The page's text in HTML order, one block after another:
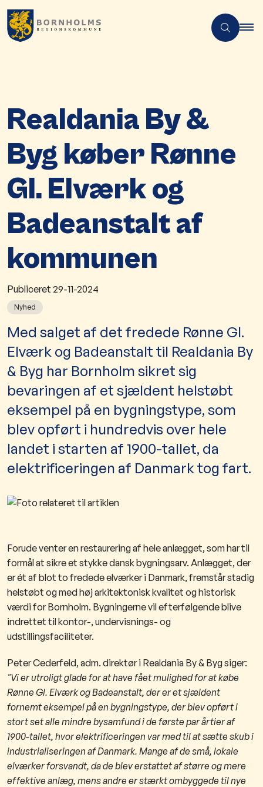
Realdania By &
Byg køber Rønne
Gl. Elværk og
Badeanstalt af
kommunen
Publiceret 29-11-2024
Nyhed
​​​​​​​​Med salget af det fredede Rønne Gl.
Elværk og Badeanstalt til Realdania By
& Byg har Bornholm sikret sig
bevaringen af et sjældent helstøbt
eksempel på en bygningstype, som
blev opført i hundredvis over hele
landet i starten af 1900-tallet, da
elektrificeringen af Danmark tog fart.
​Forude venter en restaurering af hele anlægget, som har til
formål at sikre et stykke dansk bygningsarv. Anlægget, der
er ét af blot to fredede elværker i Danmark, fremstår stadig
helstøbt og med høj arkitektonisk kvalitet og historisk
værdi for Bornholm. Bygningerne vil efterfølgende blive
indrettet til kontor-, undervisnings- og
udstillingsfaciliteter.
Peter Cederfeld, adm. direktør i Realdania By & Byg siger:
"Vi er utroligt glade for at have fået mulighed for at købe
Rønne Gl. Elværk og Badeanstalt, der er et sjældent
fornemt eksempel på en bygningstype, der blev opført i
stort set alle mindre bysamfund i de første par årtier af
1900-tallet, hvor elektrificeringen var med til at sætte skub i
industrialiseringen af Danmark. Mange af de små, lokale
elværker forsvandt, da de blev erstattet af større og mere
effektive anlæg, mens andre er stærkt ombyggede​ til nye